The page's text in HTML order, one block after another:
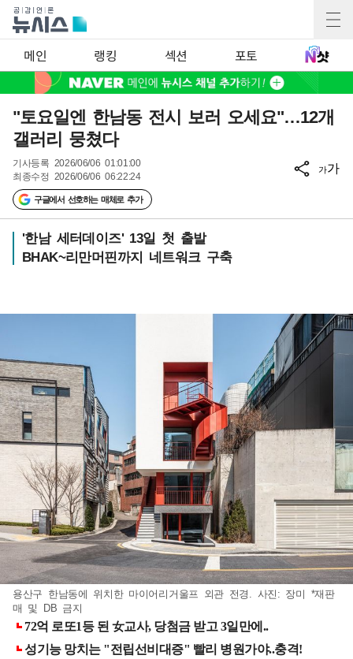
메인 랭킹 섹션 포토
"토요일엔 한남동 전시 보러 오세요"…12개
갤러리 뭉쳤다
기사등록 2026/06/06 01:01:00
최종수정 2026/06/06 06:22:24
구글에서 선호하는 매체로 추가
가가
'한남 세터데이즈' 13일 첫 출발
BHAK~리만머핀까지 네트워크 구축
용산구 한남동에 위치한 마이어리거울프 외관 전경. 사진: 장미 *재판
매 및 DB 금지